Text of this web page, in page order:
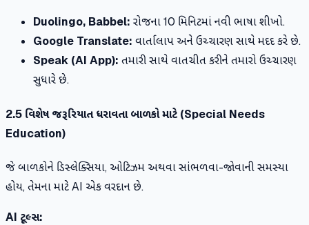
Duolingo, Babbel: રોજના 10 મિનિટમાં નવી ભાષા શીખો.
Google Translate: વાર્તાલાપ અને ઉચ્ચારણ સાથે મદદ કરે છે.
Speak (AI App): તમારી સાથે વાતચીત કરીને તમારો ઉચ્ચારણ
સુધારે છે.
2.5 વિશેષ જરૂરિયાત ધરાવતા બાળકો માટે (Special Needs
Education)
જે બાળકોને ડિસ્લેક્સિયા, ઓટિઝમ અથવા સાંભળવા-જોવાની સમસ્યા
હોય, તેમના માટે AI એક વરદાન છે.
AI ટૂલ્સ: